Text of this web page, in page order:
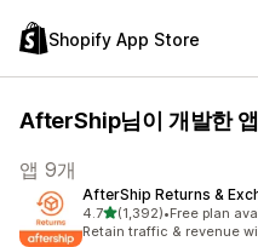
Shopify App Store
AfterShip님이 개발한 앱
앱 9개
AfterShip Returns &
4.7별 5개 중
(1,392)
총 리뷰 1392개
•Free plan
Retain traffic & revenue